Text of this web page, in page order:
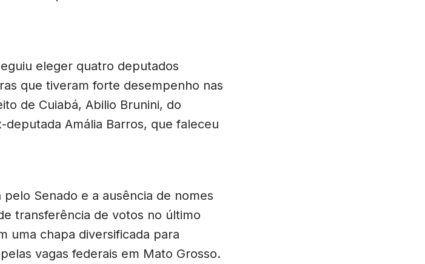
eleger quatro deputados
que tiveram forte desempenho nas
de Cuiabá, Abilio Brunini, do
Amália Barros, que faleceu
Senado e a ausência de nomes
transferência de votos no último
uma chapa diversificada para
vagas federais em Mato Grosso.